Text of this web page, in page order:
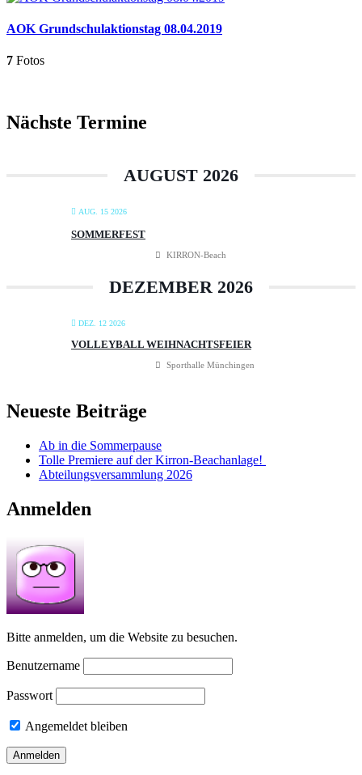
AOK Grundschulaktionstag 08.04.2019
7 Fotos
Primärer
Widgetbereich
Nächste Termine
AUGUST 2026
AUG. 15 2026
SOMMERFEST
KIRRON-Beach
DEZEMBER 2026
DEZ. 12 2026
VOLLEYBALL WEIHNACHTSFEIER
Sporthalle Münchingen
Neueste Beiträge
Ab in die Sommerpause
Tolle Premiere auf der Kirron-Beachanlage!
Abteilungsversammlung 2026
Anmelden
Bitte anmelden, um die Website zu besuchen.
Benutzername
Passwort
Angemeldet bleiben